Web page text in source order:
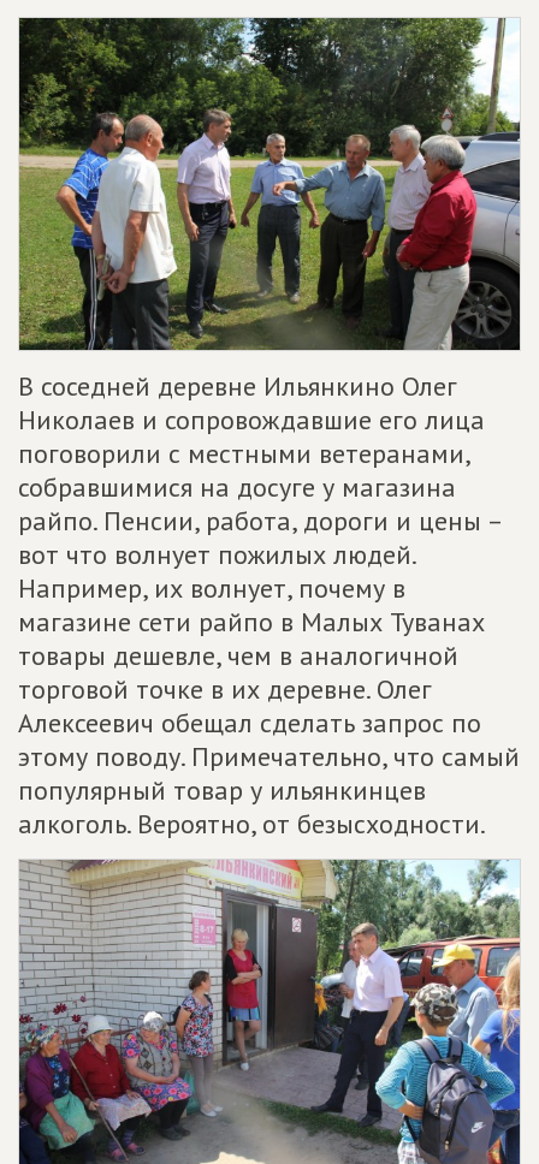
В соседней деревне Ильянкино Олег
Николаев и сопровождавшие его лица
поговорили с местными ветеранами,
собравшимися на досуге у магазина
райпо. Пенсии, работа, дороги и цены –
вот что волнует пожилых людей.
Например, их волнует, почему в
магазине сети райпо в Малых Туванах
товары дешевле, чем в аналогичной
торговой точке в их деревне. Олег
Алексеевич обещал сделать запрос по
этому поводу. Примечательно, что самый
популярный товар у ильянкинцев
алкоголь. Вероятно, от безысходности.